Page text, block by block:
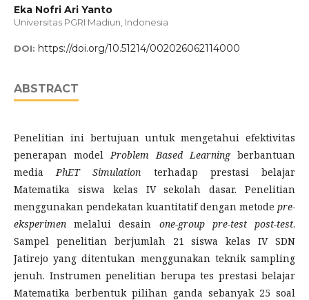
Eka Nofri Ari Yanto
Universitas PGRI Madiun, Indonesia
DOI: https://doi.org/10.51214/002026062114000
ABSTRACT
Penelitian ini bertujuan untuk mengetahui efektivitas
penerapan model Problem Based Learningberbantuan
media PhET Simulation terhadap prestasi belajar
Matematika siswa kelas IV sekolah dasar. Penelitian
menggunakan pendekatan kuantitatif dengan metode pre-
eksperimen melalui desain one-group pre-test post-test.
Sampel penelitian berjumlah 21 siswa kelas IV SDN
Jatirejo yang ditentukan menggunakan teknik sampling
jenuh. Instrumen penelitian berupa tes prestasi belajar
Matematika berbentuk pilihan ganda sebanyak 25 soal